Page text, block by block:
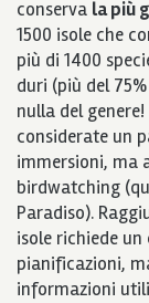
conserva la più
1500 isole che
più di 1400
duri (più del
nulla del
considerate un
immersioni, ma
birdwatching
Paradiso).
isole richiede
pianificazioni,
informazioni